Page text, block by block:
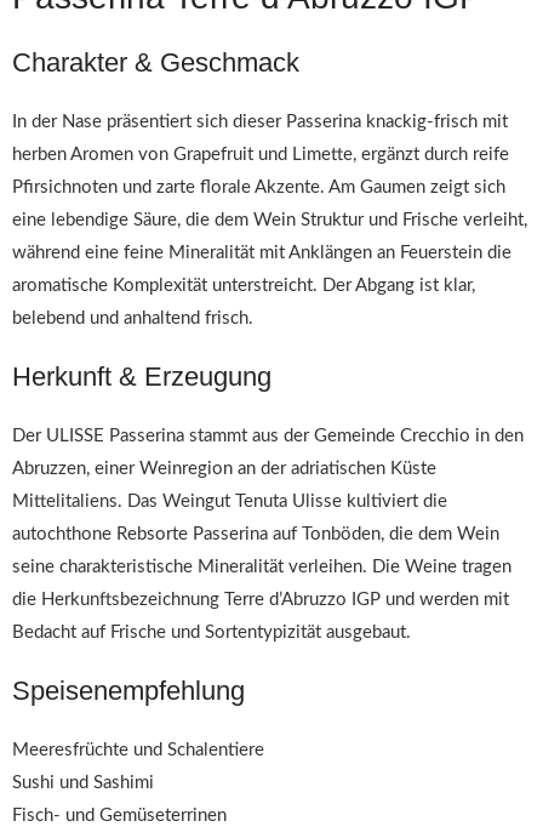
Charakter & Geschmack
In der Nase präsentiert sich dieser Passerina knackig-frisch mit
herben Aromen von Grapefruit und Limette, ergänzt durch reife
Pfirsichnoten und zarte florale Akzente. Am Gaumen zeigt sich
eine lebendige Säure, die dem Wein Struktur und Frische verleiht,
während eine feine Mineralität mit Anklängen an Feuerstein die
aromatische Komplexität unterstreicht. Der Abgang ist klar,
belebend und anhaltend frisch.
Herkunft & Erzeugung
Der ULISSE Passerina stammt aus der Gemeinde Crecchio in den
Abruzzen, einer Weinregion an der adriatischen Küste
Mittelitaliens. Das Weingut Tenuta Ulisse kultiviert die
autochthone Rebsorte Passerina auf Tonböden, die dem Wein
seine charakteristische Mineralität verleihen. Die Weine tragen
die Herkunftsbezeichnung Terre d’Abruzzo IGP und werden mit
Bedacht auf Frische und Sortentypizität ausgebaut.
Speisenempfehlung
Meeresfrüchte und Schalentiere
Sushi und Sashimi
Fisch- und Gemüseterrinen